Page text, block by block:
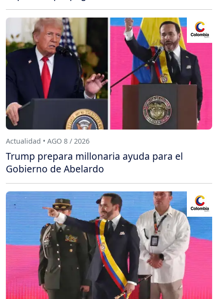
Actualidad • AGO 8 / 2026
Trump prepara millonaria ayuda para el
Gobierno de Abelardo